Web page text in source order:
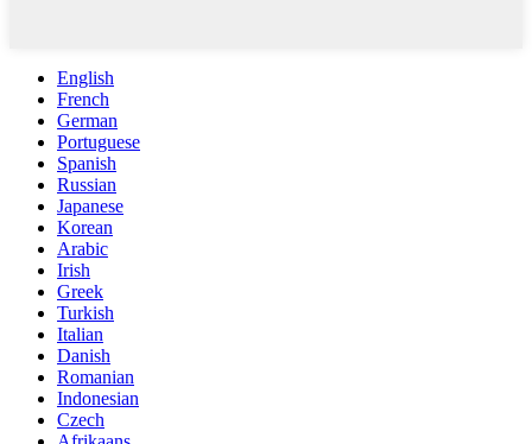
English
French
German
Portuguese
Spanish
Russian
Japanese
Korean
Arabic
Irish
Greek
Turkish
Italian
Danish
Romanian
Indonesian
Czech